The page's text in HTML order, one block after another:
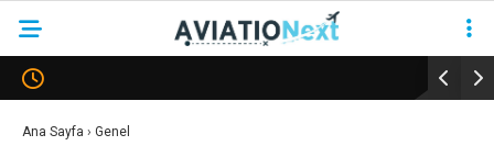
Ana Sayfa › Genel